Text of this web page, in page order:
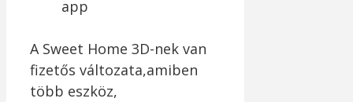
A Sweet Home 3D-nek van
fizetős változata,amiben
több eszköz,